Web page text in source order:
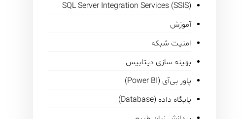
SQL Server Integration Services (SSIS)
آموزش
امنیت شبکه
بهینه سازی دیتابیس
پاور بی‌آی (Power BI)
پایگاه داده (Database)